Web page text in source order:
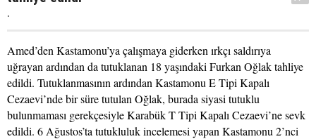
.
Amed’den Kastamonu’ya çalışmaya giderken ırkçı saldırıya
uğrayan ardından da tutuklanan 18 yaşındaki Furkan Oğlak tahliye
edildi. Tutuklanmasının ardından Kastamonu E Tipi Kapalı
Cezaevi’nde bir süre tutulan Oğlak, burada siyasi tutuklu
bulunmaması gerekçesiyle Karabük T Tipi Kapalı Cezaevi’ne sevk
edildi. 6 Ağustos’ta tutukluluk incelemesi yapan Kastamonu 2’nci